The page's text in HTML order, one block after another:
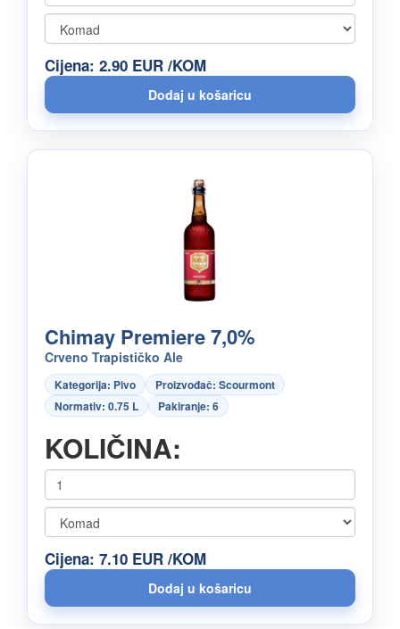
Cijena: 2.90 EUR /KOM
Chimay Premiere 7,0%
Crveno Trapističko Ale
Kategorija: Pivo
Proizvođač: Scourmont
Normativ: 0.75 L
Pakiranje: 6
KOLIČINA:
Cijena: 7.10 EUR /KOM